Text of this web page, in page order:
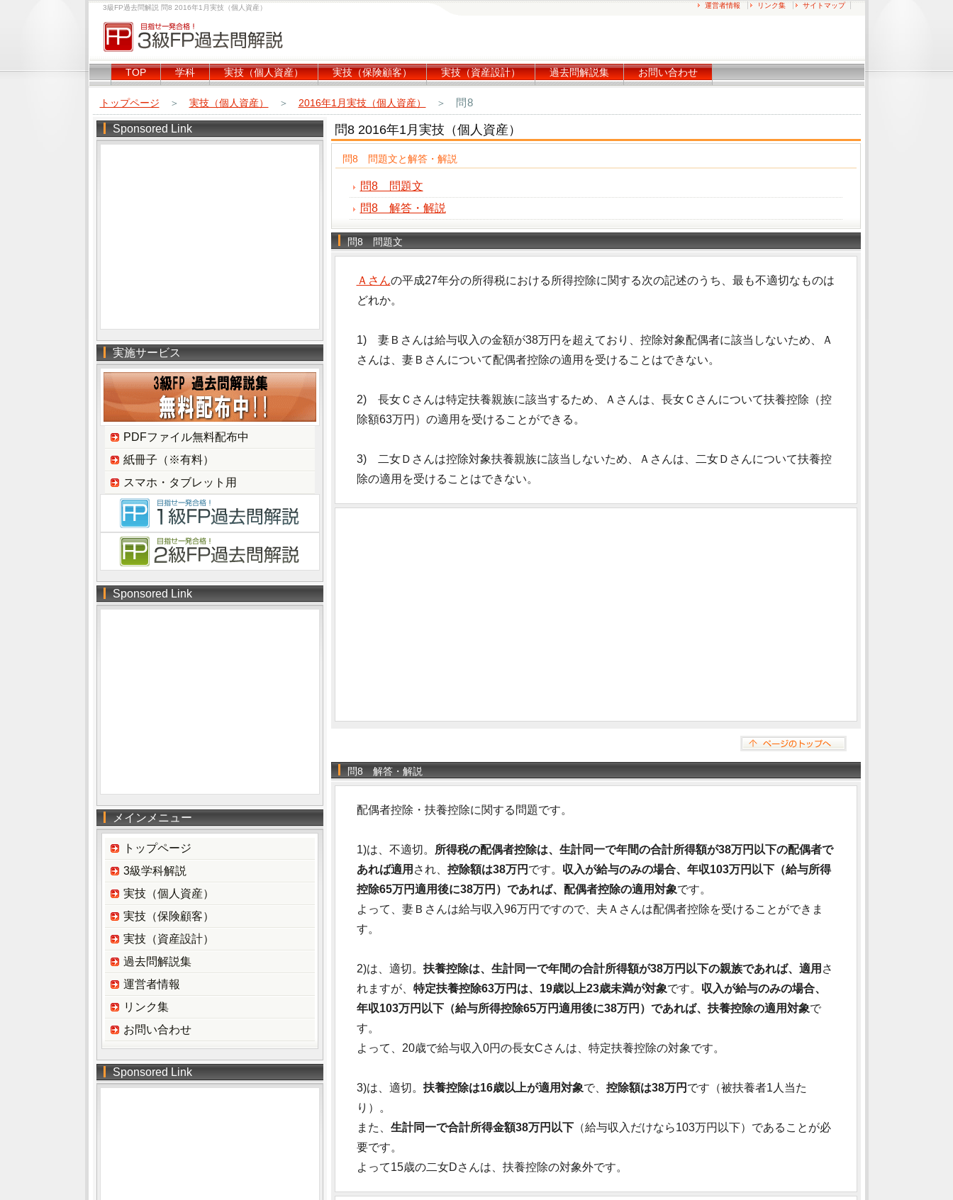
3級FP過去問解説 問8 2016年1月実技（個人資産） 運営者情報 リンク集 サイトマップ
TOP 学科 実技（個人資産） 実技（保険顧客） 実技（資産設計） 過去問解説集 お問い合わせ
トップページ ＞ 実技（個人資産） ＞ 2016年1月実技（個人資産） ＞ 問8
問8 2016年1月実技（個人資産）
問8 問題文と解答・解説
問8 問題文
問8 解答・解説
問8 問題文
Ａさんの平成27年分の所得税における所得控除に関する次の記述のうち、最も不適切なものは
どれか。
1) 妻Ｂさんは給与収入の金額が38万円を超えており、控除対象配偶者に該当しないため、Ａ
さんは、妻Ｂさんについて配偶者控除の適用を受けることはできない。
2) 長女Ｃさんは特定扶養親族に該当するため、Ａさんは、長女Ｃさんについて扶養控除（控
除額63万円）の適用を受けることができる。
3) 二女Ｄさんは控除対象扶養親族に該当しないため、Ａさんは、二女Ｄさんについて扶養控
除の適用を受けることはできない。
問8 解答・解説
配偶者控除・扶養控除に関する問題です。
1)は、不適切。
所得税の配偶者控除は、生計同一で年間の合計所得額が38万円以下の配偶者で
あれば適用 され、 控除額は38万円 です。 収入が給与のみの場合、年収103万円以下（給与所得
控除65万円適用後に38万円）であれば、配偶者控除の適用対象です。
よって、妻Ｂさんは給与収入96万円ですので、夫Ａさんは配偶者控除を受けることができま
す。
2)は、適切。 扶養控除は、生計同一で年間の合計所得額が38万円以下の親族であれば、適用 さ
れますが、 特定扶養控除63万円は、19歳以上23歳未満が対象です。 収入が給与のみの場合、
年収103万円以下（給与所得控除65万円適用後に38万円）であれば、扶養控除の適用対象で
す。
よって、20歳で給与収入0円の長女Cさんは、特定扶養控除の対象です。
3)は、適切。 扶養控除は16歳以上が適用対象で、 控除額は38万円 です（被扶養者1人当た
り）。
また、 生計同一で合計所得金額38万円以下（給与収入だけなら103万円以下）であることが必
要です。
よって15歳の二女Dさんは、扶養控除の対象外です。
Sponsored Link
実施サービス
PDFファイル無料配布中
紙冊子（※有料）
スマホ・タブレット用
Sponsored Link
メインメニュー
トップページ
3級学科解説
実技（個人資産）
実技（保険顧客）
実技（資産設計）
過去問解説集
運営者情報
リンク集
お問い合わせ
Sponsored Link